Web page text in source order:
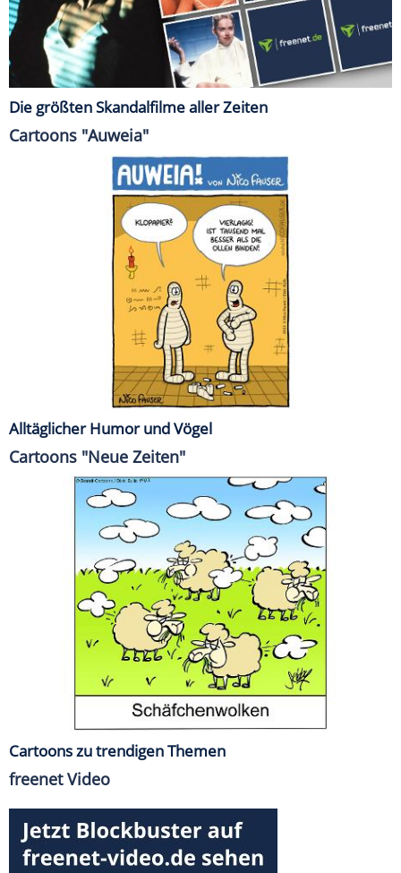
Die größten Skandalfilme aller Zeiten
Cartoons "Auweia"
Alltäglicher Humor und Vögel
Cartoons "Neue Zeiten"
Cartoons zu trendigen Themen
freenet Video